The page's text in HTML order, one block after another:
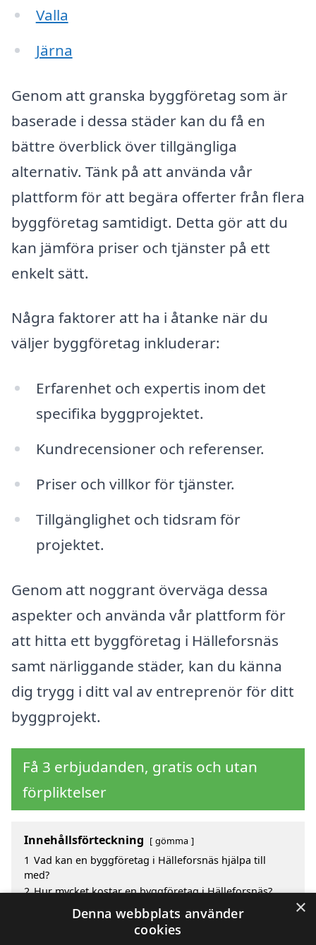
Valla
Järna
Genom att granska byggföretag som är
baserade i dessa städer kan du få en
bättre överblick över tillgängliga
alternativ. Tänk på att använda vår
plattform för att begära offerter från flera
byggföretag samtidigt. Detta gör att du
kan jämföra priser och tjänster på ett
enkelt sätt.
Några faktorer att ha i åtanke när du
väljer byggföretag inkluderar:
Erfarenhet och expertis inom det
specifika byggprojektet.
Kundrecensioner och referenser.
Priser och villkor för tjänster.
Tillgänglighet och tidsram för
projektet.
Genom att noggrant överväga dessa
aspekter och använda vår plattform för
att hitta ett byggföretag i Hälleforsnäs
samt närliggande städer, kan du känna
dig trygg i ditt val av entreprenör för ditt
byggprojekt.
Få 3 erbjudanden, gratis och utan
förpliktelser
Innehållsförteckning gömma
1 Vad kan en byggföretag i Hälleforsnäs hjälpa till
med?
2 Hur mycket kostar en byggföretag i Hälleforsnäs?
Fördelar med att välja byggföretag i Hälleforsnäs
Sök efter en skicklig byggföretag i de omgivande
×
Denna webbplats använder
cookies